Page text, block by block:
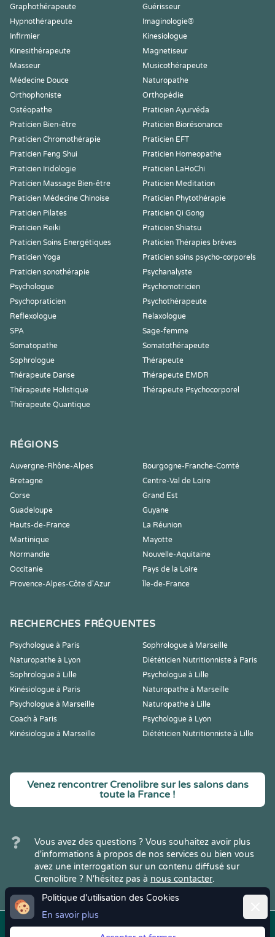
Politique d'utilisation des Cookies
En savoir plus
Graphothérapeute
Guérisseur
Hypnothérapeute
Imaginologie®
Infirmier
Kinesiologue
Kinesithérapeute
Magnetiseur
Masseur
Musicothérapeute
Médecine Douce
Naturopathe
Orthophoniste
Orthopédie
Ostéopathe
Praticien Ayurvéda
Praticien Bien-être
Praticien Biorésonance
Praticien Chromothérapie
Praticien EFT
Praticien Feng Shui
Praticien Homeopathe
Praticien Iridologie
Praticien LaHoChi
Praticien Massage Bien-être
Praticien Meditation
Praticien Médecine Chinoise
Praticien Phytothérapie
Praticien Pilates
Praticien Qi Gong
Praticien Reiki
Praticien Shiatsu
Praticien Soins Energétiques
Praticien Thérapies brèves
Praticien Yoga
Praticien soins psycho-corporels
Praticien sonothérapie
Psychanalyste
Psychologue
Psychomotricien
Psychopraticien
Psychothérapeute
Reflexologue
Relaxologue
SPA
Sage-femme
Somatopathe
Somatothérapeute
Sophrologue
Thérapeute
Thérapeute Danse
Thérapeute EMDR
Thérapeute Holistique
Thérapeute Psychocorporel
Thérapeute Quantique
RÉGIONS
Auvergne-Rhône-Alpes
Bourgogne-Franche-Comté
Bretagne
Centre-Val de Loire
Corse
Grand Est
Guadeloupe
Guyane
Hauts-de-France
La Réunion
Martinique
Mayotte
Normandie
Nouvelle-Aquitaine
Occitanie
Pays de la Loire
Provence-Alpes-Côte d'Azur
Île-de-France
RECHERCHES FRÉQUENTES
Psychologue à Paris
Sophrologue à Marseille
Naturopathe à Lyon
Diététicien Nutritionniste à Paris
Sophrologue à Lille
Psychologue à Lille
Kinésiologue à Paris
Naturopathe à Marseille
Psychologue à Marseille
Naturopathe à Lille
Coach à Paris
Psychologue à Lyon
Kinésiologue à Marseille
Diététicien Nutritionniste à Lille
Venez rencontrer Crenolibre sur les salons dans
toute la France !
Vous avez des questions ? Vous souhaitez avoir plus
d'informations à propos de nos services ou bien vous
avez une interrogation sur un contenu diffusé sur
Crenolibre ? N'hésitez pas à nous contacter.
Copyright © 2022Crenolibre, tous Mentions | CGV | RGPD